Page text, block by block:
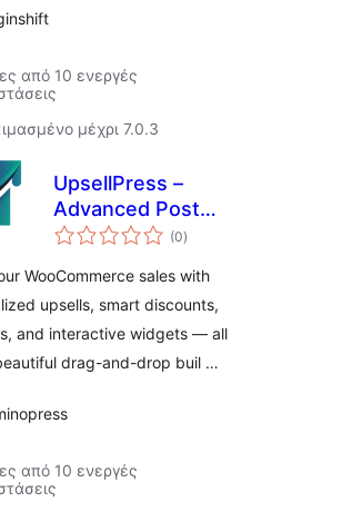
από 10 ενεργές
μέχρι 7.0.3
UpsellPress –
Advanced Post
purchase Upsell
cart for
WooCommerce
(0αξιολογήσεις
σύνολο
)
WooCommerce sales with
upsells, smart discounts,
and interactive widgets — all
drag-and-drop buil …
από 10 ενεργές